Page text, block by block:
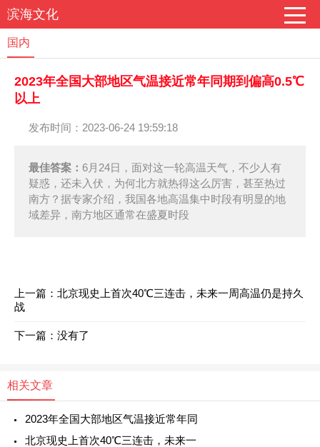
滨海文化
国内
2023年全国大部地区气温接近常年同期到偏高0.5℃
以上
发布时间：2023-06-24 19:59:18
最佳答案： 6月24日，面对这一轮高温天气，不少人有
疑惑，还未入伏，为何北方就热得这么厉害，甚至热过
南方？据专家介绍，我国各地高温集中时段有明显的地
域差异，南方地区通常在盛夏时段
上一篇： 北京现史上首次40℃三连击，未来一周高温仍是持久
战
下一篇：没有了
相关文章
2023年全国大部地区气温接近常年同
北京现史上首次40℃三连击，未来一